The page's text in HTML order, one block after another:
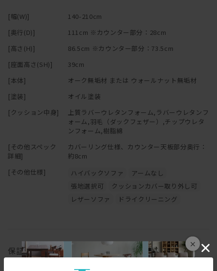
×
可能です。
す。）
また、模様替えや季節の変わり目、気分転換に色を変えて
ます。
パッと明るくナチュラルな雰囲気に仕上げたい方にはオーク、
落ち着きと高級感をプラスしたい方にはウォールナットがおすすめ
替カバーの販売もございます。ご希望の方は、お気軽にお問い合わ
せください。
ーーーーーーーーーーーーーーーーーーーーーーーーーー
「 心地よい緊張感漂うミニマルな造形を 素材感たっぷりに 」
製品毎に細部まで考え抜かれた設計、木目の美しさや手触り感に
大きな影響を与える丁寧な研磨、伝統工法を用いた組み立て、
と幸いです。
※「節少なめ」のご注文につきましては、別途お見積りにて承って
おります。
[幅(W)]
140-210cm
[奥行(D)]
111cm ※カウンター部分：28cm
[高さ(H)]
86.5cm ※カウンター部分：73.5cm
[座面高さ(SH)]
39cm
[本体]
オーク無垢材 または ウォールナット無垢材
[塗装]
オイル塗装
[クッション中身]
上質ラバーウレタンフォーム,ラバーウレタンフ
ォーム,羽毛（ダックフェザー）,チップウレタ
ンフォーム,樹脂綿
[その他スペック
詳細]
カバーリング仕様、カウンター天板部分奥行：
約8cm
[その他仕様]
ハイバックソファ
アームなし
張地選択可
クッションカバー取り外し可
レザーソファ
ドライクリーニング
保証